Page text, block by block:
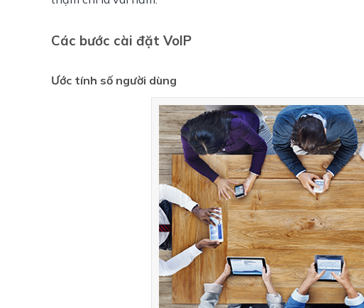
Các bước cài đặt VoIP
Ước tính số người dùng